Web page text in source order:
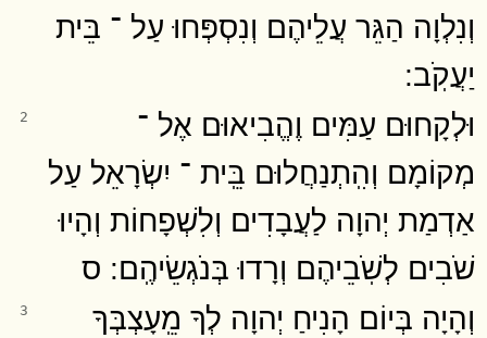
וְנִלְוָה הַגֵּר עֲלֵיהֶם וְנִסְפְּחוּ עַל ־ בֵּית
יַעֲקֹֽב ׃
2
וּלְקָחוּם עַמִּים וֶהֱבִיאוּם אֶל ־
מְקוֹמָם וְהִֽתְנַחֲלוּם בֵּֽית ־ יִשְׂרָאֵל עַל
אַדְמַת יְהוָה לַעֲבָדִים וְלִשְׁפָחוֹת וְהָיוּ
שֹׁבִים לְשֹֽׁבֵיהֶם וְרָדוּ בְּנֹגְשֵׂיהֶֽם ׃ ס
3
וְהָיָה בְּיוֹם הָנִיחַ יְהוָה לְךָ מֵֽעָצְבְּךָ